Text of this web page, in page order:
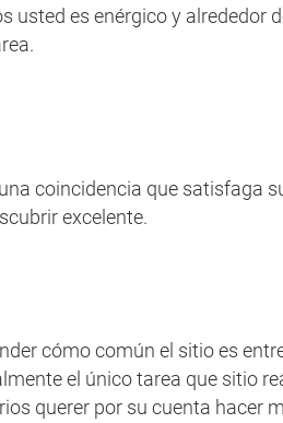
es enérgico y alrededor
coincidencia que satisfaga
excelente.
cómo común el sitio es
el único tarea que sitio
querer por su cuenta hacer